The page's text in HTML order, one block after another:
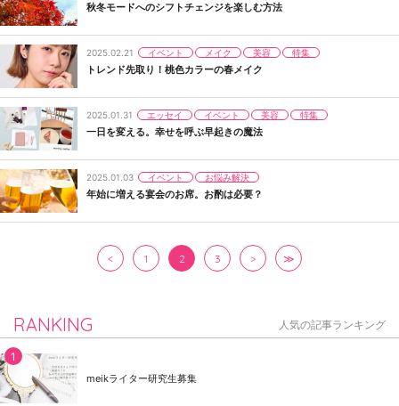
秋冬モードへのシフトチェンジを楽しむ方法
2025.02.21 イベント メイク 美容 特集
トレンド先取り！桃色カラーの春メイク
2025.01.31 エッセイ イベント 美容 特集
一日を変える。幸せを呼ぶ早起きの魔法
2025.01.03 イベント お悩み解決
年始に増える宴会のお席。お酌は必要？
< 1 2 3 > ≫
RANKING 人気の記事ランキング
meikライター研究生募集